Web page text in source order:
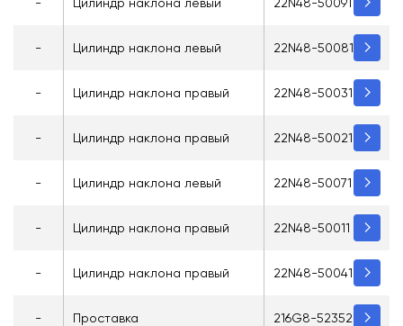
- Цилиндр наклона левый 22N48-50081
- Цилиндр наклона правый 22N48-50031
- Цилиндр наклона правый 22N48-50021
- Цилиндр наклона левый 22N48-50071
- Цилиндр наклона правый 22N48-50011
- Цилиндр наклона правый 22N48-50041
- Проставка 216G8-52352